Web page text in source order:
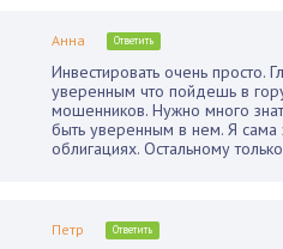
Анна Ответить
Инвестировать очень просто.
уверенным что пойдешь в
мошенников. Нужно много
быть уверенным в нем. Я сама
облигациях. Остальному
Петр Ответить